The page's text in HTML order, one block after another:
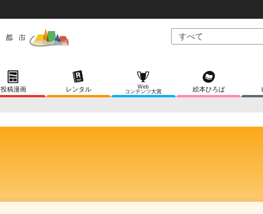
投稿漫画 レンタル
Web
コンテンツ大賞
絵本ひろば